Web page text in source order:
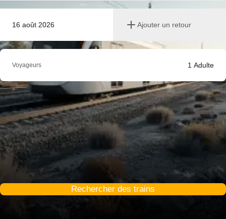
16 août 2026 Ajouter un retour
Voyageurs 1 Adulte
Rechercher des trains